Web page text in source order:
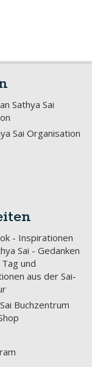
Sathya Sai
Sai Organisation
- Inspirationen
Sai - Gedanken
und
aus der Sai-
Buchzentrum